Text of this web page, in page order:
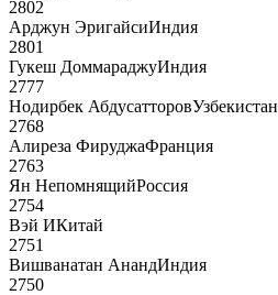
2802
Арджун ЭригайсиИндия
2801
Гукеш ДоммараджуИндия
2777
Нодирбек АбдусатторовУзбекистан
2768
Алиреза ФируджаФранция
2763
Ян НепомнящийРоссия
2754
Вэй ИКитай
2751
Вишванатан АнандИндия
2750